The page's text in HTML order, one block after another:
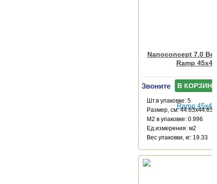
Nanoconcept 7.0
Ramp 45x45
Звоните В КОРЗИНУ
Шт.в упаковке: 5
Размер, см: 44.63x44.63
М2 в упаковке: 0.996
Ед.измерения: м2
Веc упаковки, кг: 19.33